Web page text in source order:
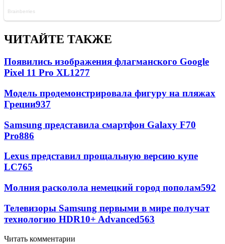
ЧИТАЙТЕ ТАКЖЕ
Появились изображения флагманского Google
Pixel 11 Pro XL1277
Модель продемонстрировала фигуру на пляжах
Греции937
Samsung представила смартфон Galaxy F70
Pro886
Lexus представил прощальную версию купе
LC765
Молния расколола немецкий город пополам592
Телевизоры Samsung первыми в мире получат
технологию HDR10+ Advanced563
Читать комментарии